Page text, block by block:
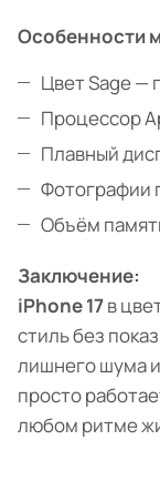
Особенности
Цвет Sage —
Процессор
Плавный
Фотографии
Объём
Заключение:
iPhone 17в
стиль без
лишнего шума
просто
любом ритме